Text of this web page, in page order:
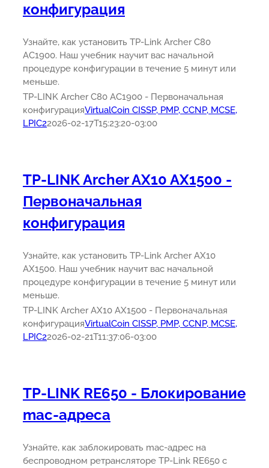
конфигурация
Узнайте, как установить TP-Link Archer C80
AC1900. Наш учебник научит вас начальной
процедуре конфигурации в течение 5 минут или
меньше.
TP-LINK Archer C80 AC1900 - Первоначальная
конфигурацияVirtualCoin CISSP, PMP, CCNP, MCSE,
LPIC22026-02-17T15:23:20-03:00
TP-LINK Archer AX10 AX1500 -
Первоначальная
конфигурация
Узнайте, как установить TP-Link Archer AX10
AX1500. Наш учебник научит вас начальной
процедуре конфигурации в течение 5 минут или
меньше.
TP-LINK Archer AX10 AX1500 - Первоначальная
конфигурацияVirtualCoin CISSP, PMP, CCNP, MCSE,
LPIC22026-02-21T11:37:06-03:00
TP-LINK RE650 - Блокирование
mac-адреса
Узнайте, как заблокировать mac-адрес на
беспроводном ретрансляторе TP-Link RE650 с